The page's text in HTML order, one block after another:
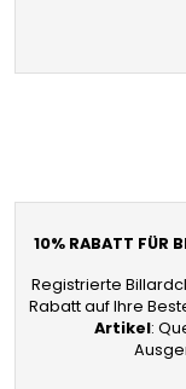
10% RABATT FÜR
Registrierte
Rabatt auf Ihre
Artikel: